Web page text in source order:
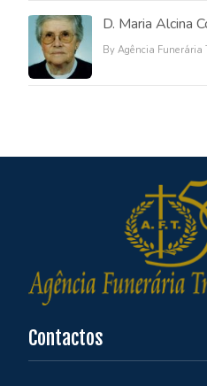
D. Maria Alcina
By Agência Funerária
Contactos